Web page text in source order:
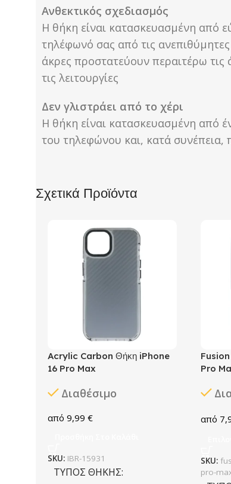
Ανθεκτικός σχεδιασμός
Η θήκη είναι κατασκευασμένη από
τηλέφωνό σας από τις
άκρες προστατεύουν περαιτέρω
τις λειτουργίες
Δεν γλιστράει από το χέρι
Η θήκη είναι κατασκευασμένη από
του τηλεφώνου και, κατά
Σχετικά Προϊόντα
Acrylic Carbon Θήκη iPhone
16 Pro Max
Διαθέσιμο
9,99 €
SKU: IBR-15931
ΤΎΠΟΣ ΘΉΚΗΣ
Pro
SKU:
pro-